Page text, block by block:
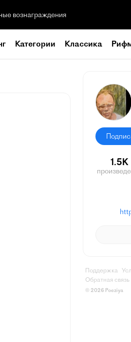
вознаграждения
Категории Классика
1.5K
Поддержка
Обратная связь
© 2026 Poeziya